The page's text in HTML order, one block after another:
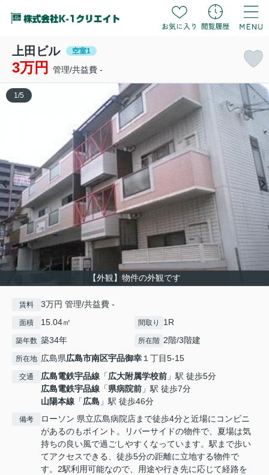
上田ビル 空室1
3万円 管理/共益費 -
【外観】物件の外観です
1 /5
賃料 3万円 管理/共益費 -
面積 15.04㎡ 間取り 1R
築年数 築34年 所在階 2階/3階建
所在地 広島県広島市南区宇品御幸 １丁目5-15
交通 広島電鉄宇品線 「広大附属学校前 」駅 徒歩5分
広島電鉄宇品線 「県病院前 」駅 徒歩7分
山陽本線 「広島 」駅 徒歩46分
備考
ローソン 県立広島病院店まで徒歩4分と近場にコンビニ
があるのもポイント。リバーサイドの物件で、夏場は気
持ちの良い風で過ごしやすくなっています。駅まで歩い
てアクセスできる、徒歩5分の距離に立地する物件で
す。2駅利用可能なので、用途や行き先に応じて経路を